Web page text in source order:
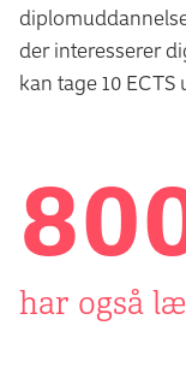
der interesserer
kan tage 10
har også